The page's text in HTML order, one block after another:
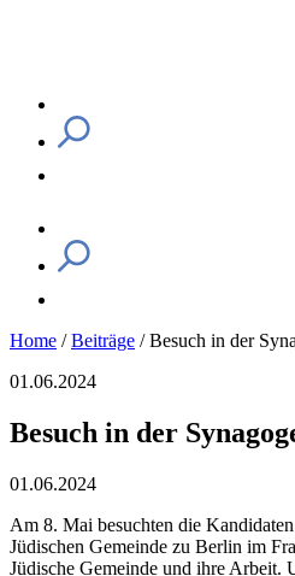
Home /Beiträge /Besuch in der
01.06.2024
Besuch in der
01.06.2024
Am 8. Mai besuchten die
Jüdischen Gemeinde zu Berlin im
Jüdische Gemeinde und ihre Arbeit.